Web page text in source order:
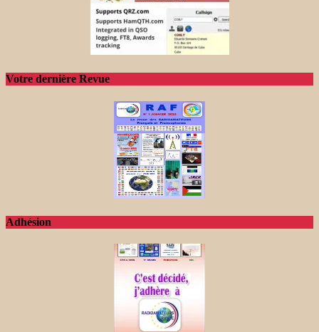
Votre dernière Revue
Adhésion